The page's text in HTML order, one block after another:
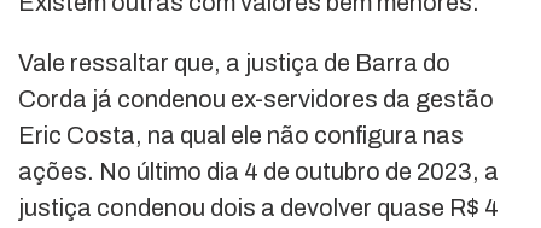
Vale ressaltar que, a justiça de Barra do
Corda já condenou ex-servidores da gestão
Eric Costa, na qual ele não configura nas
ações. No último dia 4 de outubro de 2023, a
justiça condenou dois a devolver quase R$ 4